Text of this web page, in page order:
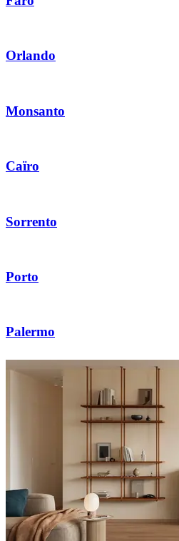
Orlando
Monsanto
Caïro
Sorrento
Porto
Palermo